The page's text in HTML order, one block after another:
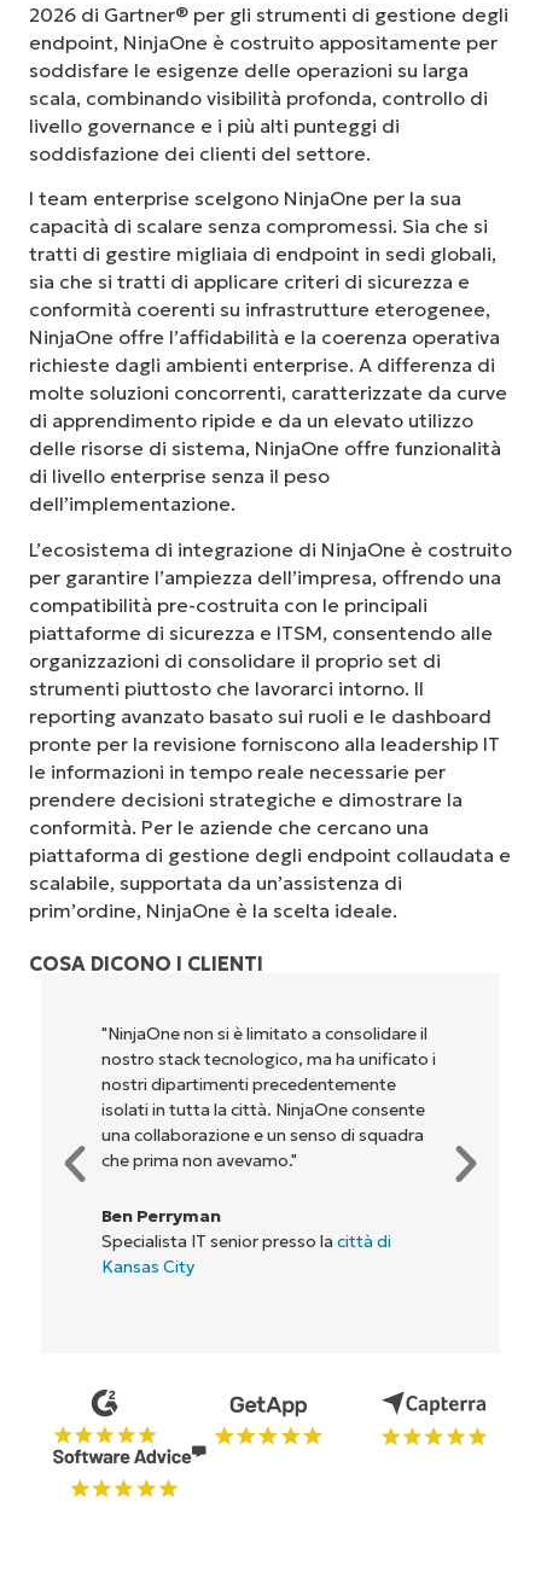
2026 di Gartner® per gli strumenti di gestione degli
endpoint, NinjaOne è costruito appositamente per
soddisfare le esigenze delle operazioni su larga
scala, combinando visibilità profonda, controllo di
livello governance e i più alti punteggi di
soddisfazione dei clienti del settore.
I team enterprise scelgono NinjaOne per la sua
capacità di scalare senza compromessi. Sia che si
tratti di gestire migliaia di endpoint in sedi globali,
sia che si tratti di applicare criteri di sicurezza e
conformità coerenti su infrastrutture eterogenee,
NinjaOne offre l’affidabilità e la coerenza operativa
richieste dagli ambienti enterprise. A differenza di
molte soluzioni concorrenti, caratterizzate da curve
di apprendimento ripide e da un elevato utilizzo
delle risorse di sistema, NinjaOne offre funzionalità
di livello enterprise senza il peso
dell’implementazione.
L’ecosistema di integrazione di NinjaOne è costruito
per garantire l’ampiezza dell’impresa, offrendo una
compatibilità pre-costruita con le principali
piattaforme di sicurezza e ITSM, consentendo alle
organizzazioni di consolidare il proprio set di
strumenti piuttosto che lavorarci intorno. Il
reporting avanzato basato sui ruoli e le dashboard
pronte per la revisione forniscono alla leadership IT
le informazioni in tempo reale necessarie per
prendere decisioni strategiche e dimostrare la
conformità. Per le aziende che cercano una
piattaforma di gestione degli endpoint collaudata e
scalabile, supportata da un’assistenza di
prim’ordine, NinjaOne è la scelta ideale.
COSA DICONO I CLIENTI
"NinjaOne permette alla nostra azienda, ai
proprietari e agli operatori con cui
lavoriamo, di essere più redditizi. È un
vantaggio per tutti."
Rory McCune